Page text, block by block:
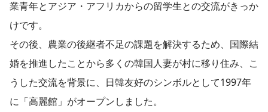
業青年とアジア・アフリカからの留学生との交流がきっか
けです。
その後、農業の後継者不足の課題を解決するため、国際結
婚を推進したことから多くの韓国人妻が村に移り住み、こ
うした交流を背景に、日韓友好のシンボルとして1997年
に「高麗館」がオープンしました。